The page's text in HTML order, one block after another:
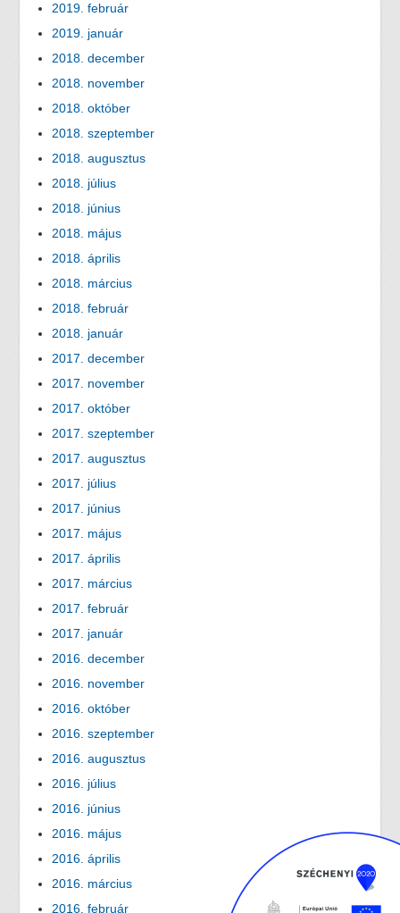
2019. február
2019. január
2018. december
2018. november
2018. október
2018. szeptember
2018. augusztus
2018. július
2018. június
2018. május
2018. április
2018. március
2018. február
2018. január
2017. december
2017. november
2017. október
2017. szeptember
2017. augusztus
2017. július
2017. június
2017. május
2017. április
2017. március
2017. február
2017. január
2016. december
2016. november
2016. október
2016. szeptember
2016. augusztus
2016. július
2016. június
2016. május
2016. április
2016. március
2016. február